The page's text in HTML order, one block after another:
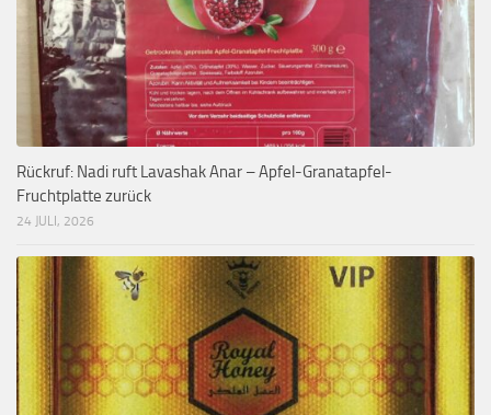
Rückruf: Nadi ruft Lavashak Anar – Apfel-Granatapfel-
Fruchtplatte zurück
24 JULI, 2026